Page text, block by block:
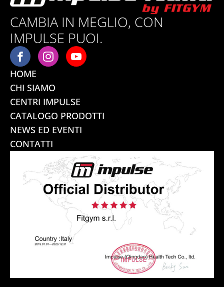
CAMBIA IN MEGLIO, CON
IMPULSE PUOI.
HOME
CHI SIAMO
CENTRI IMPULSE
CATALOGO PRODOTTI
NEWS ED EVENTI
CONTATTI